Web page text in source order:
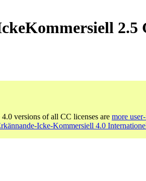
2.5
versions of all CC licenses are more
Icke-Kommersiell 4.0